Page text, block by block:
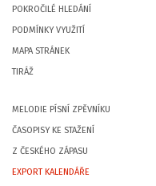
POKROČILÉ HLEDÁNÍ
PODMÍNKY VYUŽITÍ
MAPA STRÁNEK
TIRÁŽ
MELODIE PÍSNÍ ZPĚVNÍKU
ČASOPISY KE STAŽENÍ
Z ČESKÉHO ZÁPASU
EXPORT KALENDÁŘE